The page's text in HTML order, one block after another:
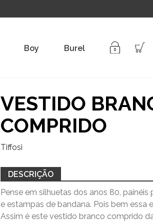
Boy Burel
VESTIDO
COMPRIDO
Tiffosi
DESCRIÇÃO
Pense em silhuetas dos anos 80,
e estampas de bandana. Pois bem essa
Assim é este vestido branco comprido